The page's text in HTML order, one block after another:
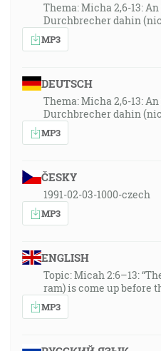
Thema: Micha 2,6-13:
Durchbrecher dahin
MP3
DEUTSCH
Thema: Micha 2,6-13:
Durchbrecher dahin
MP3
ČESKY
1991-02-03-1000-czech
MP3
ENGLISH
Topic: Micah 2:6–13:
ram) is come up before
MP3